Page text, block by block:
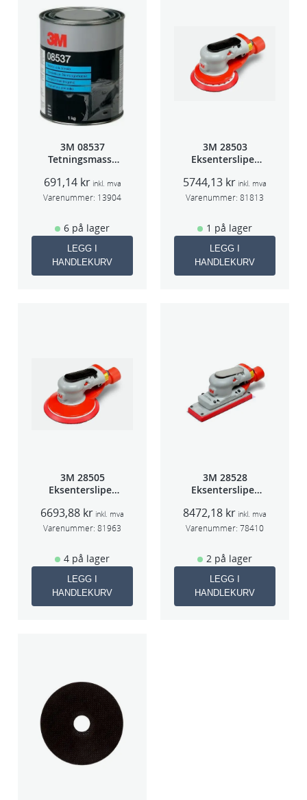
3M 08537
Tetningsmasse
691,14 kr inkl. mva
Varenummer: 13904
6 på lager
LEGG I
HANDLEKURV
3M 28503
Eksentersliper
5mm slag
75mm
5744,13 kr inkl. mva
Varenummer: 81813
1 på lager
LEGG I
HANDLEKURV
3M 28505
Eksentersliper
2,5mm slag
75mm
6693,88 kr inkl. mva
Varenummer: 81963
4 på lager
LEGG I
HANDLEKURV
3M 28528
Eksentersliper
3mm slag
70×198
8472,18 kr inkl. mva
Varenummer: 78410
2 på lager
LEGG I
HANDLEKURV